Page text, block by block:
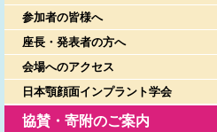
参加者の皆様へ
座長・発表者の方へ
会場へのアクセス
日本顎顔面インプラント学会
協賛・寄附のご案内